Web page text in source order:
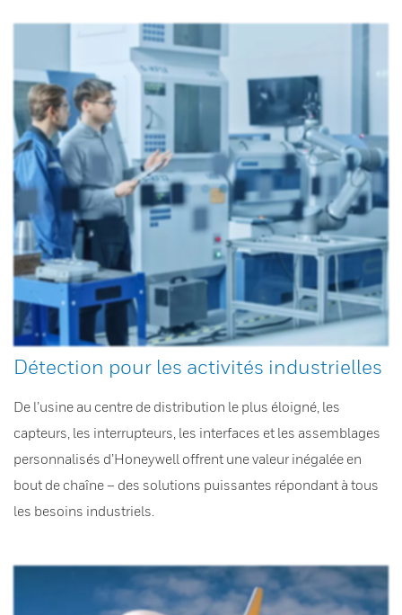
Détection pour les activités industrielles
De l’usine au centre de distribution le plus éloigné, les
capteurs, les interrupteurs, les interfaces et les assemblages
personnalisés d’Honeywell offrent une valeur inégalée en
bout de chaîne – des solutions puissantes répondant à tous
les besoins industriels.